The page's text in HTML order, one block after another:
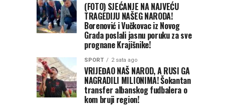
(FOTO) SJEĆANJE NA NAJVEĆU
TRAGEDIJU NAŠEG NARODA!
Borenović i Vučkovac iz Novog
Grada poslali jasnu poruku za sve
prognane Krajišnike!
SPORT 2 sata ago
VRIJEĐAO NAŠ NAROD, A RUSI GA
NAGRADILI MILIONIMA! Šokantan
transfer albanskog fudbalera o
kom bruji region!